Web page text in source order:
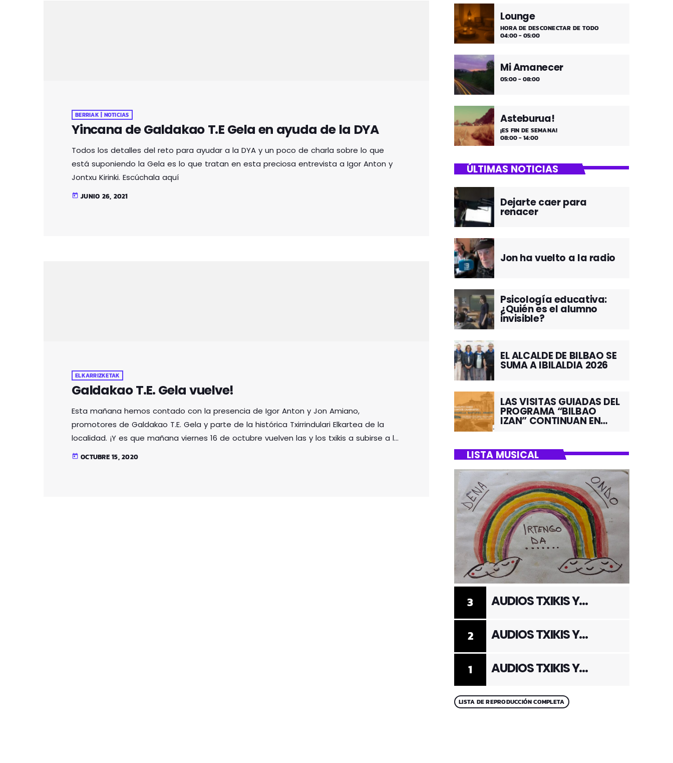
BERRIAK | NOTICIAS
Yincana de Galdakao T.E Gela en ayuda de la DYA
Todos los detalles del reto para ayudar a la DYA y un poco de charla sobre lo que
está suponiendo la Gela es lo que tratan en esta preciosa entrevista a Igor Anton y
Jontxu Kirinki. Escúchala aquí
today JUNIO 26, 2021
ELKARRIZKETAK
Galdakao T.E. Gela vuelve!
Esta mañana hemos contado con la presencia de Igor Anton y Jon Amiano,
promotores de Galdakao T.E. Gela y parte de la histórica Txirrindulari Elkartea de la
localidad. ¡Y es que mañana viernes 16 de octubre vuelven las y los txikis a subirse a la
bici! Si te lo has perdido, aquí tienes el podcast. Ir a descargar
today OCTUBRE 15, 2020
Lounge
HORA DE DESCONECTAR DE TODO
04:00 - 05:00
Mi Amanecer
05:00 - 08:00
Asteburua!
¡ES FIN DE SEMANA!
08:00 - 14:00
ÚLTIMAS NOTICIAS
Dejarte caer para
renacer
Jon ha vuelto a la radio
Psicología educativa:
¿Quién es el alumno
invisible?
EL ALCALDE DE BILBAO SE
SUMA A IBILALDIA 2026
LAS VISITAS GUIADAS DEL
PROGRAMA “BILBAO
IZAN” CONTINUAN EN
LISTA MUSICAL
1 AUDIOS TXIKIS Y
2 AUDIOS TXIKIS Y
3 AUDIOS TXIKIS Y
LISTA DE REPRODUCCIÓN COMPLETA